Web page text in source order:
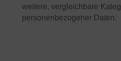
weitere, vergleichbare
personenbezogener Daten.